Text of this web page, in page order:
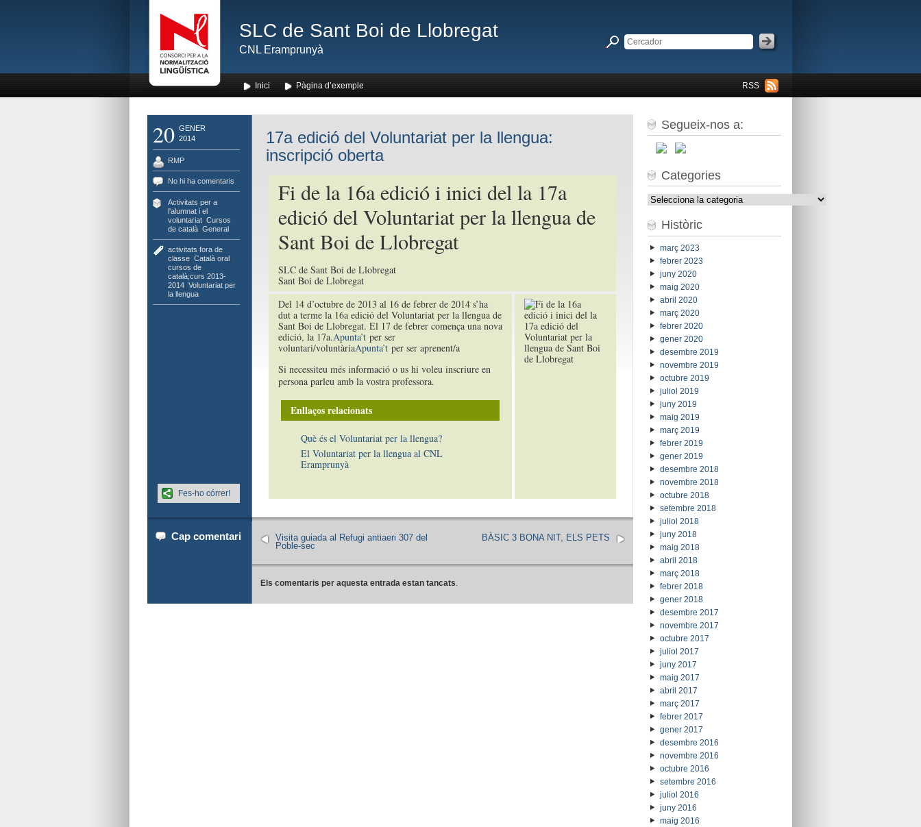
SLC de Sant Boi de Llobregat
CNL Eramprunyà
RSS
Inici Pàgina d’exemple
20 GENER
2014
RMP
No hi ha comentaris
Activitats per a
l'alumnat i el
voluntariat, Cursos
de català, General
activitats fora de
classe, Català oral,
cursos de
català;curs 2013-
2014, Voluntariat per
la llengua
17a edició del Voluntariat per la llengua:
inscripció oberta
Fi de la 16a edició i inici del la 17a
edició del Voluntariat per la llengua de
Sant Boi de Llobregat
SLC de Sant Boi de Llobregat
Sant Boi de Llobregat
Del 14 d’octubre de 2013 al 16 de febrer de 2014 s’ha
dut a terme la 16a edició del Voluntariat per la llengua de
Sant Boi de Llobregat. El 17 de febrer comença una nova
edició, la 17a.Apunta’tper ser
voluntari/voluntàriaApunta’t per ser aprenent/a
Si necessiteu més informació o us hi voleu inscriure en
persona parleu amb la vostra professora.
Enllaços relacionats
Què és el Voluntariat per la llengua?
El Voluntariat per la llengua al CNL
Eramprunyà
Fes-ho córrer!
Cap comentari BÀSIC 3 BONA NIT, ELS PETS
Visita guiada al Refugi antiaeri 307 del
Poble-sec
Els comentaris per aquesta entrada estan tancats.
Segueix-nos a:
Categories
Categories
Històric
març 2023
febrer 2023
juny 2020
maig 2020
abril 2020
març 2020
febrer 2020
gener 2020
desembre 2019
novembre 2019
octubre 2019
juliol 2019
juny 2019
maig 2019
març 2019
febrer 2019
gener 2019
desembre 2018
novembre 2018
octubre 2018
setembre 2018
juliol 2018
juny 2018
maig 2018
abril 2018
març 2018
febrer 2018
gener 2018
desembre 2017
novembre 2017
octubre 2017
juliol 2017
juny 2017
maig 2017
abril 2017
març 2017
febrer 2017
gener 2017
desembre 2016
novembre 2016
octubre 2016
setembre 2016
juliol 2016
juny 2016
maig 2016